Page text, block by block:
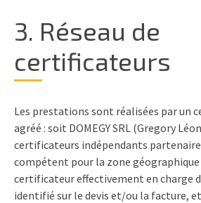
3. Réseau de
certificateurs
Les prestations sont réalisées par un
agréé : soit DOMEGY SRL (Gregory
certificateurs indépendants
compétent pour la zone géographique
certificateur effectivement en charge
identifié sur le devis et/ou la facture,